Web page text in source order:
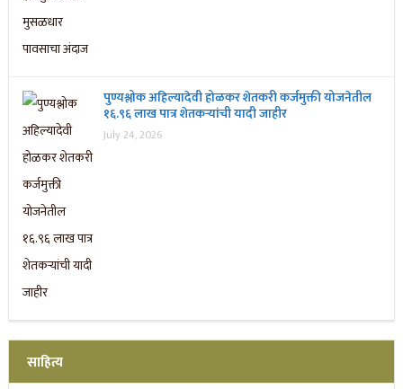
पुण्यश्लोक अहिल्यादेवी होळकर शेतकरी कर्जमुक्ती योजनेतील
१६.९६ लाख पात्र शेतकऱ्यांची यादी जाहीर
July 24, 2026
साहित्य